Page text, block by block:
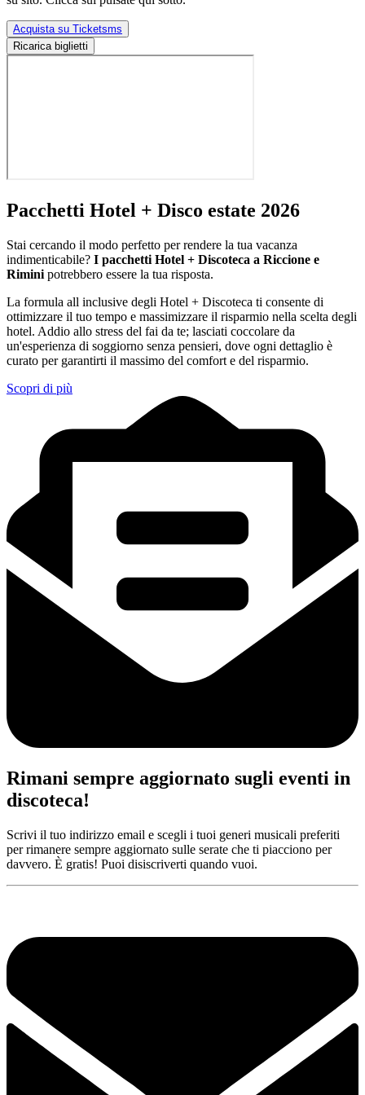
Acquista su Ticketsms
Ricarica biglietti
Pacchetti Hotel + Disco estate 2026
Stai cercando il modo perfetto per rendere la tua vacanza
indimenticabile? I pacchetti Hotel + Discoteca a Riccione e
Rimini potrebbero essere la tua risposta.
La formula all inclusive degli Hotel + Discoteca ti consente di
ottimizzare il tuo tempo e massimizzare il risparmio nella scelta degli
hotel. Addio allo stress del fai da te; lasciati coccolare da
un'esperienza di soggiorno senza pensieri, dove ogni dettaglio è
curato per garantirti il massimo del comfort e del risparmio.
Scopri di più
Rimani sempre aggiornato sugli eventi in
discoteca!
Scrivi il tuo indirizzo email e scegli i tuoi generi musicali preferiti
per rimanere sempre aggiornato sulle serate che ti piacciono per
davvero. È gratis! Puoi disiscriverti quando vuoi.